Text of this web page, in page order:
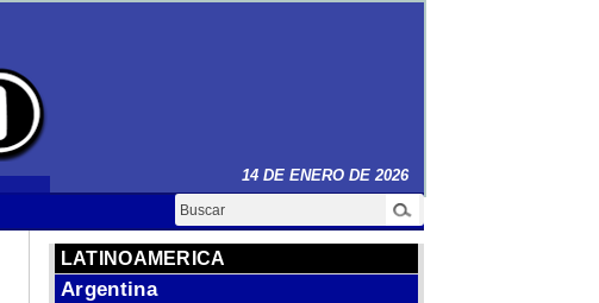
14 DE ENERO DE 2026
Buscar
LATINOAMERICA
Argentina